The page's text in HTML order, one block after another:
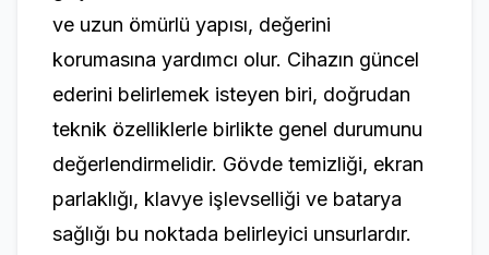
ve uzun ömürlü yapısı, değerini
korumasına yardımcı olur. Cihazın güncel
ederini belirlemek isteyen biri, doğrudan
teknik özelliklerle birlikte genel durumunu
değerlendirmelidir. Gövde temizliği, ekran
parlaklığı, klavye işlevselliği ve batarya
sağlığı bu noktada belirleyici unsurlardır.